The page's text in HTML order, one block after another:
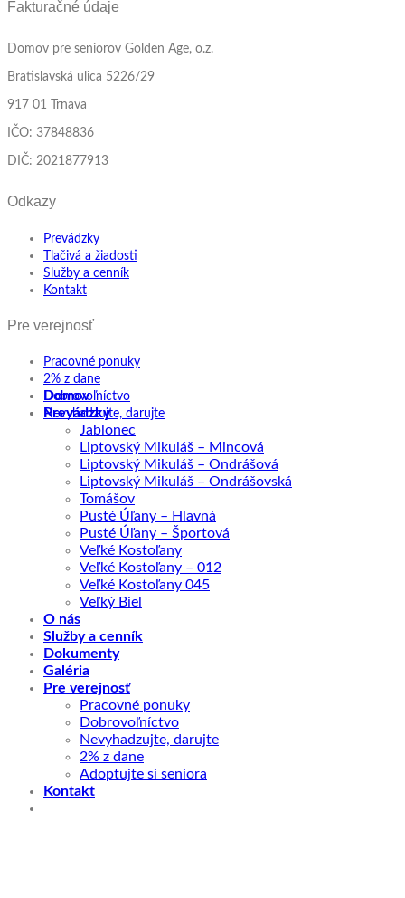
Fakturačné údaje
Domov pre seniorov Golden Age, o.z.
Bratislavská ulica 5226/29
917 01 Trnava
IČO: 37848836
DIČ: 2021877913
Odkazy
Prevádzky
Tlačivá a žiadosti
Služby a cenník
Kontakt
Pre verejnosť
Pracovné ponuky
2% z dane
Dobrovoľníctvo
Nevyhadzujte, darujte
Domov
Prevádzky
Jablonec
Liptovský Mikuláš – Mincová
Liptovský Mikuláš – Ondrášová
Liptovský Mikuláš – Ondrášovská
Tomášov
Pusté Úľany – Hlavná
Pusté Úľany – Športová
Veľké Kostoľany
Veľké Kostoľany – 012
Veľké Kostoľany 045
Veľký Biel
O nás
Služby a cenník
Dokumenty
Galéria
Pre verejnosť
Pracovné ponuky
Dobrovoľníctvo
Nevyhadzujte, darujte
2% z dane
Adoptujte si seniora
Kontakt